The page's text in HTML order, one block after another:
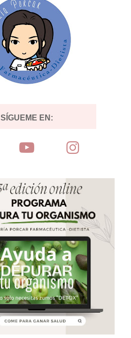
SÍGUEME EN: